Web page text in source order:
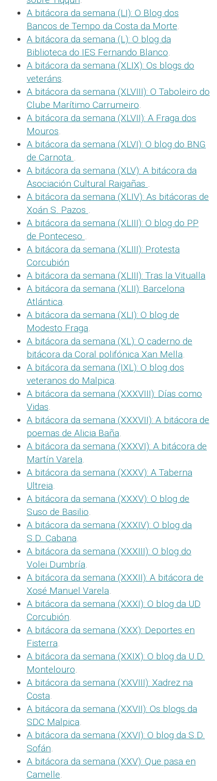
A bitácora da semana (LI): O Blog dos
Bancos de Tempo da Costa da Morte.
A bitácora da semana (L): O blog da
Biblioteca do IES Fernando Blanco.
A bitácora da semana (XLIX): Os blogs do
veteráns.
A bitácora da semana (XLVIII): O Taboleiro do
Clube Marítimo Carrumeiro.
A bitácora da semana (XLVII): A Fraga dos
Mouros.
A bitácora da semana (XLVI): O blog do BNG
de Carnota .
A bitácora da semana (XLV): A bitácora da
Asociación Cultural Raigañas .
A bitácora da semana (XLIV): As bitácoras de
Xoán S. Pazos .
A bitácora da semana (XLIII): O blog do PP
de Ponteceso .
A bitácora da semana (XLIII): Protesta
Corcubión
A bitácora da semana (XLIII): Tras la Vitualla
A bitácora da semana (XLII): Barcelona
Atlántica.
A bitácora da semana (XLI): O blog de
Modesto Fraga.
A bitácora da semana (XL): O caderno de
bitácora da Coral polifónica Xan Mella.
A bitácora da semana (IXL): O blog dos
veteranos do Malpica.
A bitácora da semana (XXXVIII): Días como
Vidas.
A bitácora da semana (XXXVII): A bitácora de
poemas de Alicia Baña.
A bitácora da semana (XXXVI): A bitácora de
Martín Varela.
A bitácora da semana (XXXV): A Taberna
Ultreia.
A bitácora da semana (XXXV): O blog de
Suso de Basilio.
A bitácora da semana (XXXIV): O blog da
S.D. Cabana.
A bitácora da semana (XXXIII): O blog do
Volei Dumbría.
A bitácora da semana (XXXII): A bitácora de
Xosé Manuel Varela.
A bitácora da semana (XXXI): O blog da UD
Corcubión.
A bitácora da semana (XXX): Deportes en
Fisterra.
A bitácora da semana (XXIX): O blog da U.D.
Montelouro.
A bitácora da semana (XXVIII): Xadrez na
Costa.
A bitácora da semana (XXVII): Os blogs da
SDC Malpica.
A bitácora da semana (XXVI): O blog da S.D.
Sofán.
A bitácora da semana (XXV): Que pasa en
Camelle.